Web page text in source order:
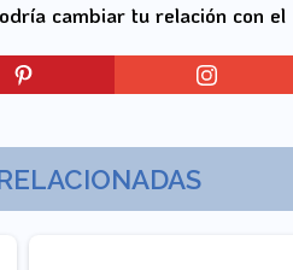
cambiar tu relación con